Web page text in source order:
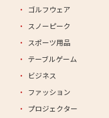
ゴルフウェア
スノーピーク
スポーツ用品
テーブルゲーム
ビジネス
ファッション
プロジェクター